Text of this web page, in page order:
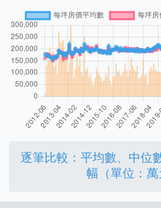
逐筆比較：平均數、中位
幅（單位：萬